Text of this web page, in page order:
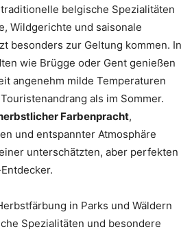
belgische Spezialitäten
Wildgerichte und saisonale
besonders zur Geltung kommen. In
wie Brügge oder Gent genießen
angenehm milde Temperaturen
als im Sommer.
Farbenpracht,
und entspannter Atmosphäre
unterschätzten, aber perfekten
in Parks und Wäldern
Spezialitäten und besondere